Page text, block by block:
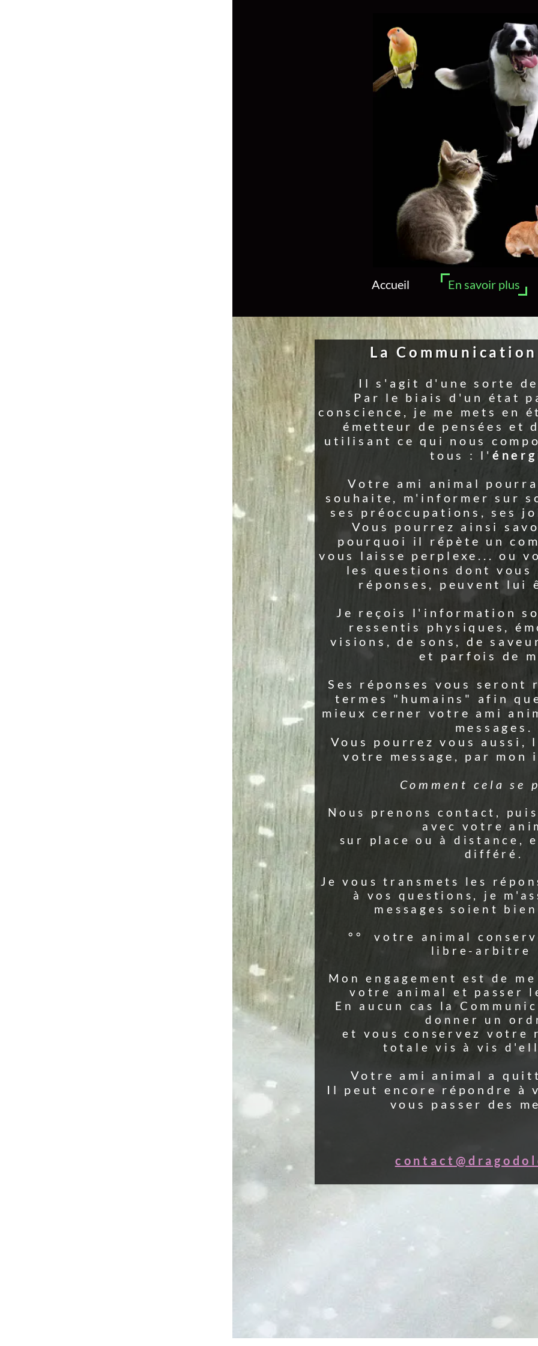
Stages/Ateliers Témoignages
La Communication Animale
Il s'agit d'une sorte de télépathie.
Par le biais d'un état particulier de
conscience, je me mets en état de récepteur/
émetteur de pensées et d'émotions, en
utilisant ce qui nous compose et nous relie
tous : l'énergie
Votre ami animal pourra alors, s'il le
souhaite, m'informer sur son état d'esprit,
ses préoccupations, ses joies, ses peines.
Vous pourrez ainsi savoir s'il a mal,
pourquoi il répète un comportement qui
vous laisse perplexe... ou vous agace, toutes
les questions dont vous souhaitez les
réponses, peuvent lui être posées.
Je reçois l'information sous la forme de
ressentis physiques, émotionnels, de
visions, de sons, de saveurs, de senteurs,
et parfois de mots.
Ses réponses vous seront retranscrites en
termes "humains" afin que vous puissiez
mieux cerner votre ami animal, recevoir ses
messages.
Vous pourrez vous aussi, lui transmettre
votre message, par mon intermédiaire.
Comment cela se passe :
Nous prenons contact, puis je me connecte
avec votre animal,
sur place ou à distance, en direct ou en
différé.
Je vous transmets les réponses qu'il apporte
à vos questions, je m'assure que vos
messages soient bien compris.
°° votre animal conserve toujours son
libre-arbitre °°
Mon engagement est de me connecter avec
votre animal et passer les messages.
En aucun cas la Communication ne sert à
donner un ordre,
et vous conservez votre responsabilité
totale vis à vis d'elle/de lui.
Votre ami animal a quitté cette vie ?
Il peut encore répondre à vos questions et
où il
nom,
Par
le
(ou
